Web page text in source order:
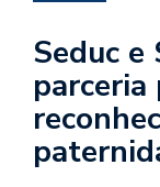
Seduc e